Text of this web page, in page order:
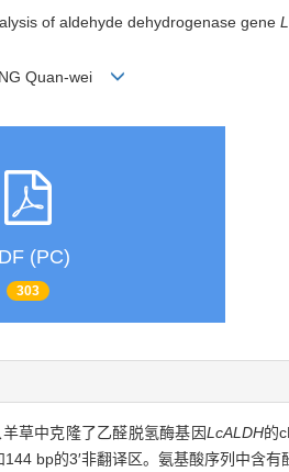
of aldehyde dehydrogenase gene
Quan-wei
(PC)
303
草中克隆了乙醛脱氢酶基因LcALDH的
144 bp的3′非翻译区。氨基酸序列中含